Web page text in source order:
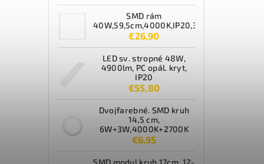
SMD rám
40W,59,5cm,4000K,IP20,3600lm,biely
€26,90
LED sv. stropné 48W,
4900lm, PC opál. kryt,
IP20
€55,80
Dvojfarebné. SMD kruh
14,5 cm,
6W+3W,4000K+2700K
€6,95